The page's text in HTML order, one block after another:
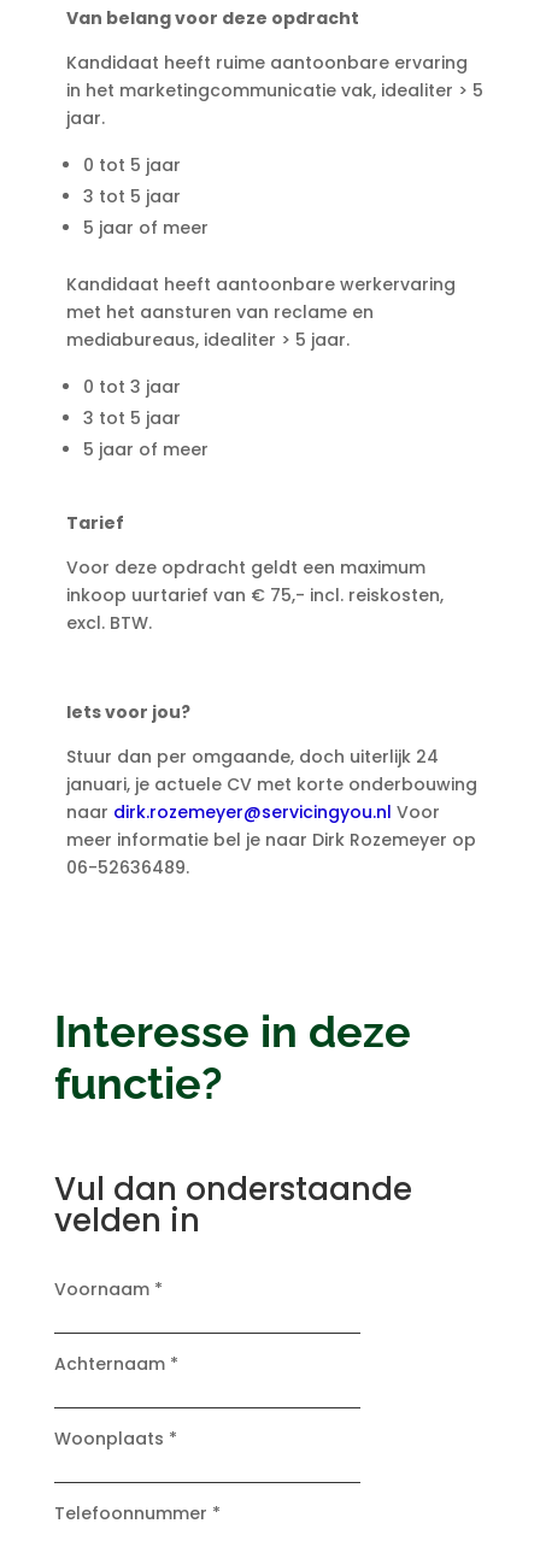
Van belang voor deze opdracht
Kandidaat heeft ruime aantoonbare ervaring
in het marketingcommunicatie vak, idealiter > 5
jaar.
0 tot 5 jaar
3 tot 5 jaar
5 jaar of meer
Kandidaat heeft aantoonbare werkervaring
met het aansturen van reclame en
mediabureaus, idealiter > 5 jaar.
0 tot 3 jaar
3 tot 5 jaar
5 jaar of meer
Tarief
Voor deze opdracht geldt een maximum
inkoop uurtarief van € 75,- incl. reiskosten,
excl. BTW.
Iets voor jou?
Stuur dan per omgaande, doch uiterlijk 24
januari, je actuele CV met korte onderbouwing
naar dirk.rozemeyer@servicingyou.nl Voor
meer informatie bel je naar Dirk Rozemeyer op
06-52636489.
Interesse in deze
functie?
Vul dan onderstaande
velden in
Voornaam *
Achternaam *
Woonplaats *
Telefoonnummer *